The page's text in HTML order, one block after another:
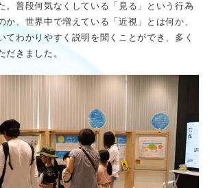
。普段何気なくしている「見る」という行為
か、世界中で増えている「近視」とは何か、
てわかりやすく説明を聞くことができ、多く
だきました。